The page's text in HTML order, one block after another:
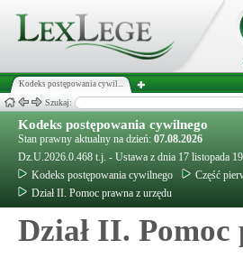
Kodeks postępowania cywil...
Szukaj:
Kodeks postępowania cywilnego
Stan prawny aktualny na dzień: 07.08.2026
Dz.U.2026.0.468 t.j. - Ustawa z dnia 17 listopada
Kodeks postępowania cywilnego
Część
Dział II. Pomoc prawna z urzędu
Dział II.